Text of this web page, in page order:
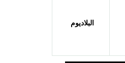
البلاديوم